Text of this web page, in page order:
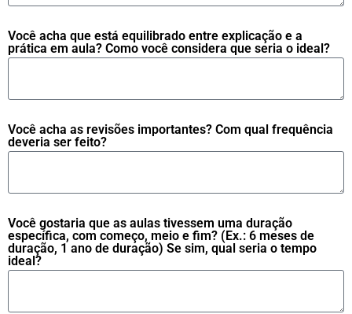
Você acha que está equilibrado entre explicação e a
prática em aula? Como você considera que seria o ideal?
Você acha as revisões importantes? Com qual frequência
deveria ser feito?
Você gostaria que as aulas tivessem uma duração
específica, com começo, meio e fim? (Ex.: 6 meses de
duração, 1 ano de duração) Se sim, qual seria o tempo
ideal?